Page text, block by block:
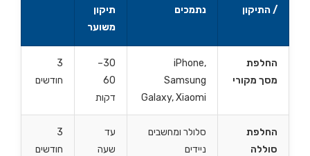
/ התיקון נתמכים
תיקון
משוער
החלפת
מסך מקורי
iPhone,
Samsung
Galaxy, Xiaomi
30–
60
דקות
3
חודשים
החלפת
סוללה
סלולר ומחשבים
ניידים
עד
שעה
3
חודשים